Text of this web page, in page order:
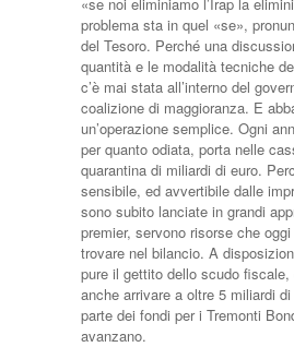
problema sta in quel «se»,
del Tesoro. Perché una
quantità e le modalità tecniche
c’è mai sta­ta all’interno del
coalizione di maggioranza. E
un’operazione semplice. Ogni
per quanto odiata, porta nelle
quarantina di miliar­di di euro.
sensibile, ed avvertibile dalle
sono subito lanciate in grandi
premier, servono ri­sorse che
trovare nel bilancio. A
pure il gettito dello scudo fiscale,
anche arrivare a oltre 5 miliardi
parte dei fondi per i Tremonti
avanzano.